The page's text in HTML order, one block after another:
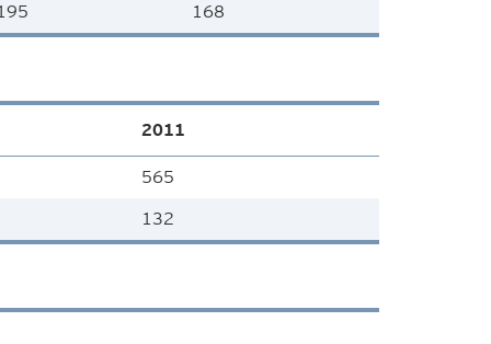
168
2011
565
132